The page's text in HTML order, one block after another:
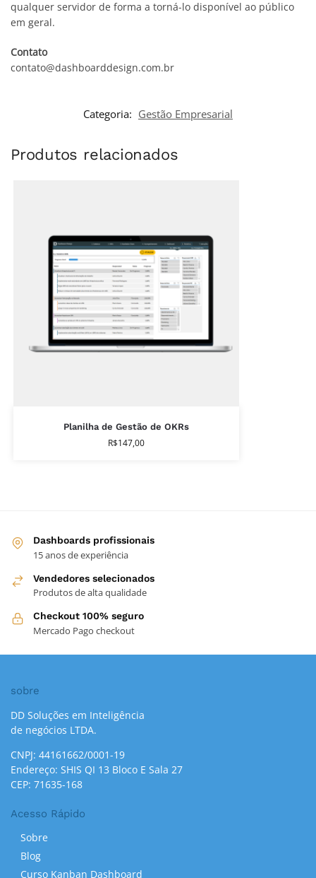
qualquer servidor de forma a torná-lo disponível ao público
em geral.
Contato
contato@dashboarddesign.com.br
Categoria: Gestão Empresarial
Produtos relacionados
Planilha de Gestão de OKRs
R$147,00
Dashboards profissionais
15 anos de experiência
Vendedores selecionados
Produtos de alta qualidade
Checkout 100% seguro
Mercado Pago checkout
sobre
DD Soluções em Inteligência
de negócios LTDA.
CNPJ: 44161662/0001-19
Endereço: SHIS QI 13 Bloco E Sala 27
CEP: 71635-168
Acesso Rápido
Sobre
Blog
Curso Kanban Dashboard